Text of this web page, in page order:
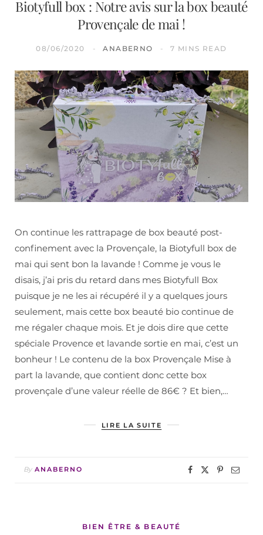
Biotyfull box : Notre avis sur la box beauté
Provençale de mai !
08/06/2020 ANABERNO 7 MINS READ
On continue les rattrapage de box beauté post-
confinement avec la Provençale, la Biotyfull box de
mai qui sent bon la lavande ! Comme je vous le
disais, j’ai pris du retard dans mes Biotyfull Box
puisque je ne les ai récupéré il y a quelques jours
seulement, mais cette box beauté bio continue de
me régaler chaque mois. Et je dois dire que cette
spéciale Provence et lavande sortie en mai, c’est un
bonheur ! Le contenu de la box Provençale Mise à
part la lavande, que contient donc cette box
provençale d’une valeur réelle de 86€ ? Et bien,…
LIRE LA SUITE
By ANABERNO
BIEN ÊTRE & BEAUTÉ